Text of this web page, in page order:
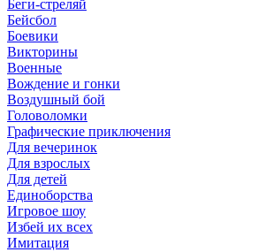
Беги-стреляй
Бейсбол
Боевики
Викторины
Военные
Вождение и гонки
Воздушный бой
Головоломки
Графические приключения
Для вечеринок
Для взрослых
Для детей
Единоборства
Игровое шоу
Избей их всех
Имитация